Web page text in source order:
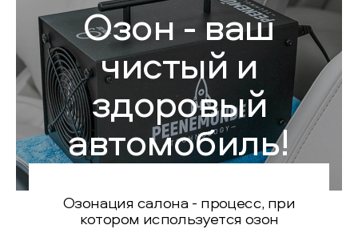
Озон - ваш
чистый и
здоровый
автомобиль!
Озонация салона - процесс, при
котором используется озон